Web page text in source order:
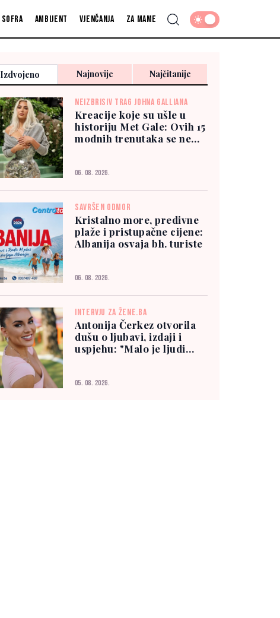
Sofra Ambijent Vjenčanja Za mame
Izdvojeno Najnovije Najčitanije
NEIZBRISIV TRAG JOHNA GALLIANA
Kreacije koje su ušle u
historiju Met Gale: Ovih 15
modnih trenutaka se ne
06. 08. 2026.
SAVRŠEN ODMOR
Kristalno more, predivne
plaže i pristupačne cijene:
Albanija osvaja bh. turiste
06. 08. 2026.
INTERVJU ZA ŽENE.BA
Antonija Čerkez otvorila
dušu o ljubavi, izdaji i
uspjehu: "Malo je ljudi
05. 08. 2026.